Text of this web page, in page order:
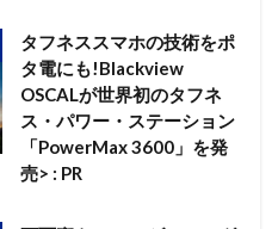
タフネススマホの技術をポ
タ電にも!Blackview
OSCALが世界初のタフネ
ス・パワー・ステーション
「PowerMax 3600」を発
売> : PR